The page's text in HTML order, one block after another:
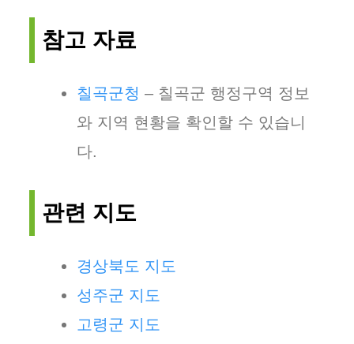
참고 자료
칠곡군청 – 칠곡군 행정구역 정보
와 지역 현황을 확인할 수 있습니
다.
관련 지도
경상북도 지도
성주군 지도
고령군 지도